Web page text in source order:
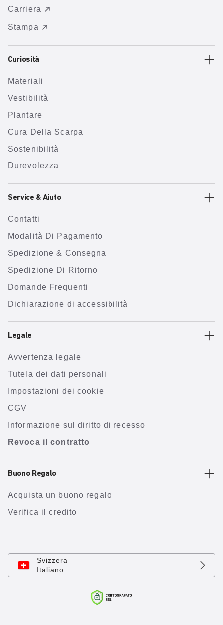
Carriera
Stampa
Curiosità
Materiali
Vestibilità
Plantare
Cura Della Scarpa
Sostenibilità
Durevolezza
Service & Aiuto
Contatti
Modalità Di Pagamento
Spedizione & Consegna
Spedizione Di Ritorno
Domande Frequenti
Dichiarazione di accessibilità
Legale
Avvertenza legale
Tutela dei dati personali
Impostazioni dei cookie
CGV
Informazione sul diritto di recesso
Revoca il contratto
Buono Regalo
Acquista un buono regalo
Verifica il credito
Svizzera
Italiano